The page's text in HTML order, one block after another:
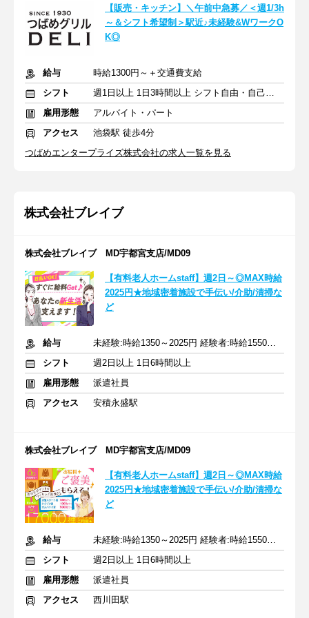
【販売・キッチン】＼午前中急募／＜週1/3h
～＆シフト希望制＞駅近♪未経験&WワークO
K◎
給与
時給1300円～＋交通費支給
シフト
週1日以上 1日3時間以上 シフト自由・自己申告
雇用形態
アルバイト・パート
アクセス
池袋駅 徒歩4分
つばめエンタープライズ株式会社の求人一覧を見る
株式会社ブレイブ
株式会社ブレイブ MD宇都宮支店/MD09
【有料老人ホームstaff】週2日～◎MAX時給
2025円★地域密着施設で手伝い/介助/清掃な
ど
給与
未経験:時給1350～2025円 経験者:時給1550～2325円+交通費全額
シフト
週2日以上 1日6時間以上
雇用形態
派遣社員
アクセス
安積永盛駅
株式会社ブレイブ MD宇都宮支店/MD09
【有料老人ホームstaff】週2日～◎MAX時給
2025円★地域密着施設で手伝い/介助/清掃な
ど
給与
未経験:時給1350～2025円 経験者:時給1550～2325円+交通費全額
シフト
週2日以上 1日6時間以上
雇用形態
派遣社員
アクセス
西川田駅